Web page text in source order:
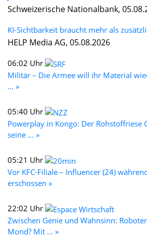
Schweizerische Nationalbank,
KI-Sichtbarkeit braucht mehr als
HELP Media AG, 05.08.2026
06:02 Uhr
Militär – Die Armee will ihr Material
... »
05:40 Uhr
Powerplay in Kongo: Der Rohstoffriese
seine ... »
05:21 Uhr
Vor KFC-Filiale – Influencer (24)
erschossen »
22:02 Uhr
Zwischen Genie und Wahnsinn:
Mond? Mit ... »